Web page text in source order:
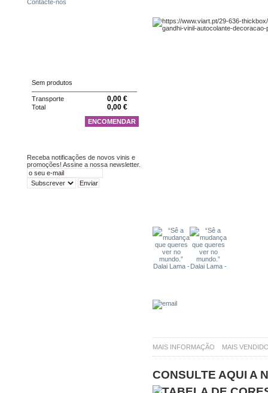
Contacte-nos
MAIS INFORMAÇÃO MAIS
CONSULTE AQUI A
Sem produtos
Transporte 0,00 €
Total 0,00 €
ENCOMENDAR
Receba notificações de novos vinis e
promoções! Assine a nossa newsletter.